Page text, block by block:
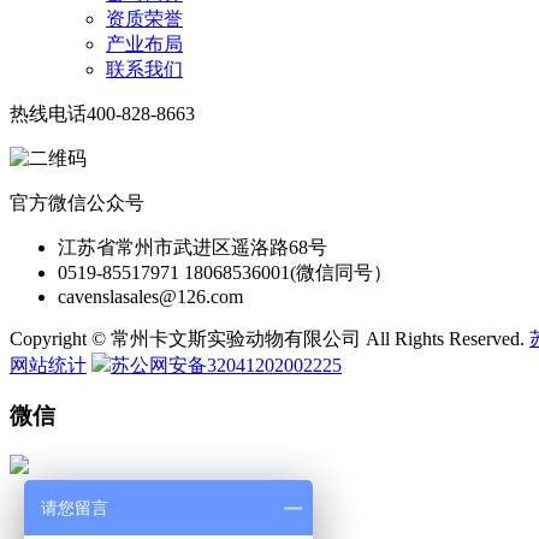
资质荣誉
产业布局
联系我们
热线电话400-828-8663
官方微信公众号
江苏省常州市武进区遥洛路68号
0519-85517971 18068536001(微信同号）
cavenslasales@126.com
Copyright © 常州卡文斯实验动物有限公司 All Rights Reserved.
网站统计
苏公网安备32041202002225
微信
微 信
请您留言